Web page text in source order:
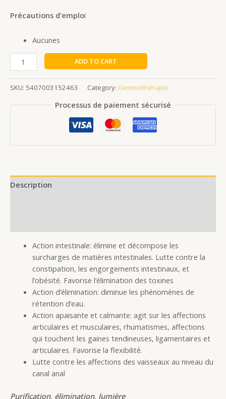
Précautions d’emploi
Aucunes
ADD TO CART
SKU: 5407003152463 Category: Gemmothérapie
Processus de paiement sécurisé
Description
Action intestinale: élimine et décompose les
surcharges de matières intestinales. Lutte contre la
constipation, les engorgements intestinaux, et
l’obésité. Favorise l’élimination des toxines
Action d’élimination: diminue les phénomènes de
rétention d’eau.
Action apaisante et calmante: agit sur les affections
articulaires et musculaires, rhumatismes, affections
qui touchent les gaines tendineuses, ligamentaires et
articulaires. Favorise la flexibilité.
Lutte contre les affections des vaisseaux au niveau du
canal anal
Purification, élimination, lumière